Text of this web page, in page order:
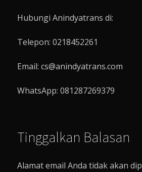
Hubungi Anindyatrans di:
Telepon: 0218452261
Email: cs@anindyatrans.com
WhatsApp: 081287269379
Tinggalkan Balasan
Alamat email Anda tidak akan